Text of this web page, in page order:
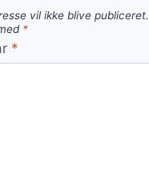
vil ikke blive publiceret.
*
*